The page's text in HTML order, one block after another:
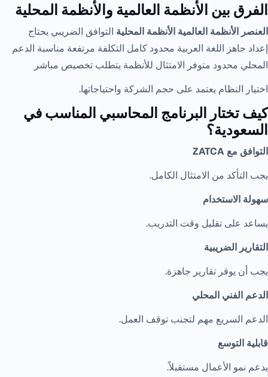
الفرق بين الأنظمة العالمية والأنظمة المحلية
العنصر الأنظمة العالمية الأنظمة المحلية التوافق الضريبي يحتاج
إعداد جاهز اللغة العربية محدود كامل التكلفة مرتفعة مناسبة الدعم
المحلي محدود متوفر الامتثال للأنظمة يتطلب تخصيص مباشر
اختيار النظام يعتمد على حجم الشركة واحتياجاتها.
كيف تختار البرنامج المحاسبي المناسب في
السعودية؟
التوافق مع ZATCA
يجب التأكد من الامتثال الكامل.
سهولة الاستخدام
يساعد على تقليل وقت التدريب.
التقارير الضريبية
يجب أن يوفر تقارير جاهزة.
الدعم الفني المحلي
الدعم السريع مهم لتجنب توقف العمل.
قابلية التوسع
يدعم نمو الأعمال مستقبلاً.